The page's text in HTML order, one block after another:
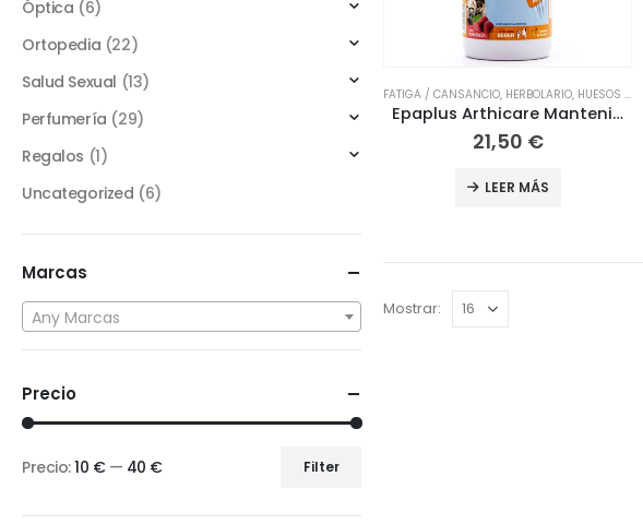
FATIGA / CANSANCIO, HERBOLARIO, HUESOS / ARTICULACIONES
Epaplus Arthicare Mantenimiento Sabor Frambuesa 1000ml
21,50 €
LEER MÁS
Mostrar:
Óptica (6)
Ortopedia (22)
Salud Sexual (13)
Perfumería (29)
Regalos (1)
Uncategorized (6)
Marcas
Any Marcas
Precio
Filter
Precio:10 €— 40 €